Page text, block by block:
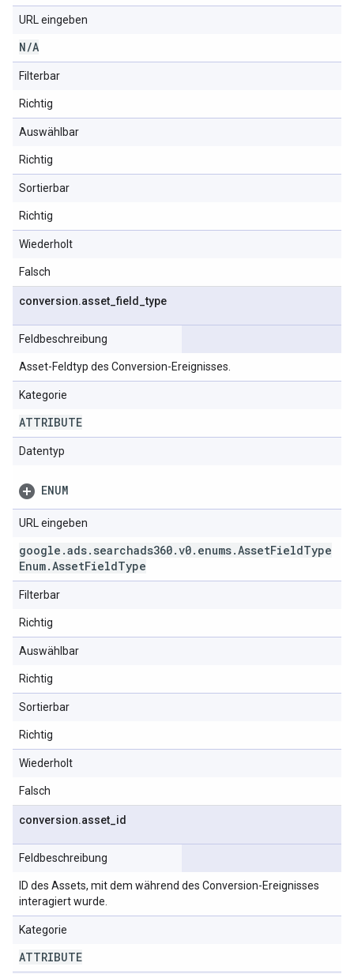
URL eingeben
N/A
Filterbar
Richtig
Auswählbar
Richtig
Sortierbar
Richtig
Wiederholt
Falsch
conversion.asset _field _type
Feldbeschreibung
Asset-Feldtyp des Conversion-Ereignisses.
Kategorie
ATTRIBUTE
Datentyp
ENUM
URL eingeben
google .ads. searchads360.v0. enums.AssetFieldType
Enum.AssetFieldType
Filterbar
Richtig
Auswählbar
Richtig
Sortierbar
Richtig
Wiederholt
Falsch
conversion.asset id
Feldbeschreibung
ID des Assets, mit dem während des Conversion-Ereignisses
interagiert wurde.
Kategorie
ATTRIBUTE